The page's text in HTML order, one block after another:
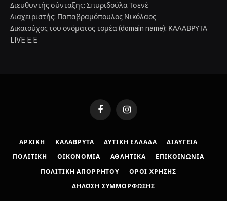
Διευθυντής σύνταξης: Σπυριδούλα Τσενέ
Διαχειριστής: Παπαβραμόπουλος Νικόλαος
Δικαιούχος του ονόματος τομέα (domain name): ΚΑΛΑΒΡΥΤΑ
LIVE E.E
FacebookInstagram
ΑΡΧΙΚΉ ΚΑΛΆΒΡΥΤΑ ΔΥΤΙΚΉ ΕΛΛΆΔΑ ΔΙΑΎΓΕΙΑ
ΠΟΛΙΤΙΚΉ ΟΙΚΟΝΟΜΊΑ ΑΘΛΗΤΙΚΆ ΕΠΙΚΟΙΝΩΝΊΑ
ΠΟΛΙΤΙΚΉ ΑΠΟΡΡΉΤΟΥ ΌΡΟΙ ΧΡΉΣΗΣ
ΔΉΛΩΣΗ ΣΥΜΜΌΡΦΩΣΗΣ